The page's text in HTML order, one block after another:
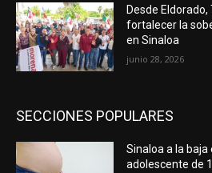
Desde
fortalecer la
en Sinaloa
junio 28, 2026
SECCIONES POPULARES
Sinaloa a la
adolescente de